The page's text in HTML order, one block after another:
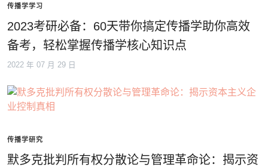
传播学学习
2023考研必备：60天带你搞定传播学助你高效
备考，轻松掌握传播学核心知识点
2022 年 07 月 29 日
传播学研究
默多克批判所有权分散论与管理革命论：揭示资